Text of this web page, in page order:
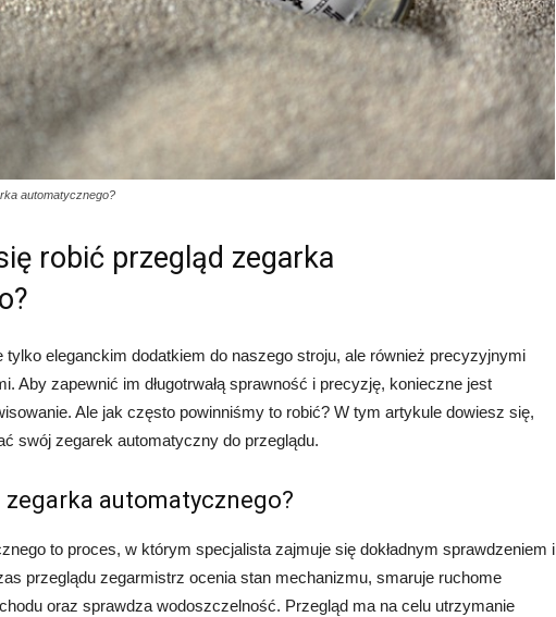
automatycznego?
robić przegląd zegarka
tylko eleganckim dodatkiem do naszego stroju, ale również precyzyjnymi
Aby zapewnić im długotrwałą sprawność i precyzję, konieczne jest
Ale jak często powinniśmy to robić? W tym artykule dowiesz się,
swój zegarek automatyczny do przeglądu.
automatycznego?
to proces, w którym specjalista zajmuje się dokładnym sprawdzeniem i
przeglądu zegarmistrz ocenia stan mechanizmu, smaruje ruchome
oraz sprawdza wodoszczelność. Przegląd ma na celu utrzymanie